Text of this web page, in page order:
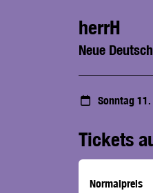
herrH
Neue
Sonntag
Tickets
Normalpreis